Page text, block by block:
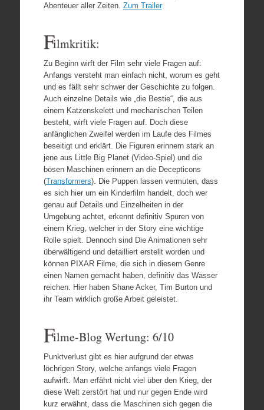
Abenteuer aller Zeiten. Zum Trailer
Filmkritik:
Zu Beginn wirft der Film sehr viele Fragen auf:
Anfangs versteht man einfach nicht, worum es geht
und es fällt sehr schwer der Geschichte zu folgen.
Auch einzelne Details wie „die Bestie“, die aus
einem Katzenskelett und mechanischen Teilen
besteht, wirft viele Fragen auf. Doch diese
anfänglichen Zweifel werden im Laufe des Filmes
beseitigt und erklärt. Die Figuren erinnern stark an
jene aus Little Big Planet (Video-Spiel) und die
bösen Maschinen erinnern an die Decepticons
(Transformers). Die Puppen lassen vermuten, dass
es sich hier um ein Kinderfilm handelt, doch wer
genau auf Details und Einzelheiten in der
Umgebung achtet, erkennt definitiv Spuren von
einem Krieg, welcher in der Story eine wichtige
Rolle spielt. Dennoch sind Die Animationen sehr
überwältigend und detailliert erstellt worden und
können PIXAR Filme, die sich in diesem Genre
einen Namen gemacht haben, definitiv das Wasser
reichen. Hier haben Shane Acker, Tim Burton und
ihr Team wirklich große Arbeit geleistet.
Filme-Blog Wertung: 6/10
Punktverlust gibt es hier aufgrund der etwas
löchrigen Story, welche anfangs viele Fragen
aufwirft. Man erfährt nicht viel über den Krieg, der
diese Welt zerstört hat und nur gegen Ende wird
kurz erwähnt, dass die Maschinen sich gegen die